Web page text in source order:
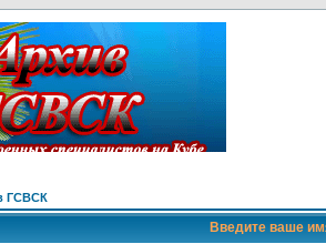
ГСВСК
Введите ваше